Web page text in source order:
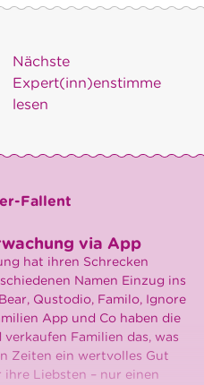
Nächste
Expert(inn)enstimme
lesen
Fallent
via App
hat ihren Schrecken
Namen Einzug ins
Qustodio, Familo, Ignore
App und Co haben die
Familien das, was
Zeiten ein wertvolles Gut
Liebsten – nur einen